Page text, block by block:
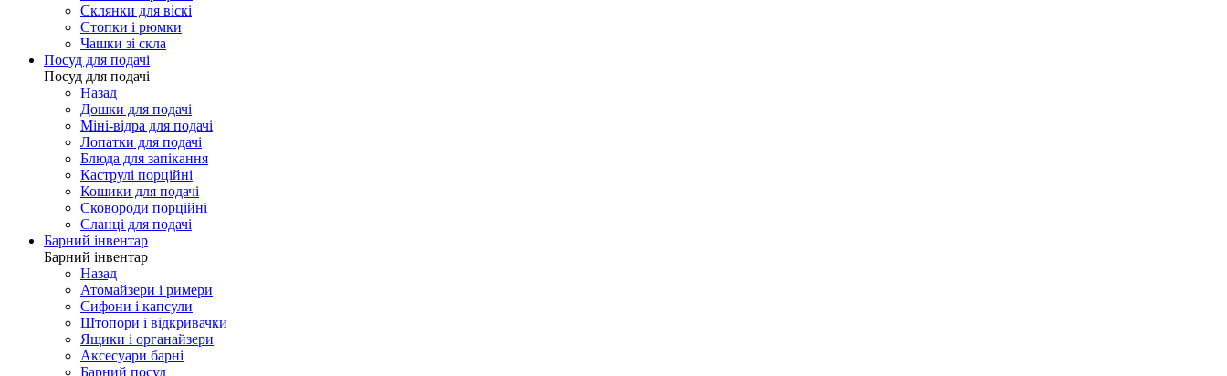
Склянки для віскі
Стопки і рюмки
Чашки зі скла
Посуд для подачі
Посуд для подачі
Назад
Дошки для подачі
Міні-відра для подачі
Лопатки для подачі
Блюда для запікання
Каструлі порційні
Кошики для подачі
Сковороди порційні
Сланці для подачі
Барний інвентар
Барний інвентар
Назад
Атомайзери і римери
Сифони і капсули
Штопори і відкривачки
Ящики і органайзери
Аксесуари барні
Барний посуд